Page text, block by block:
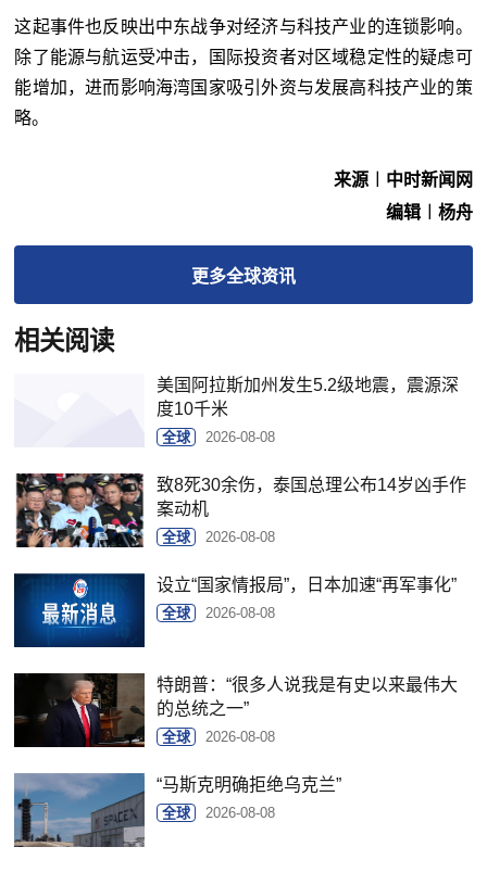
这起事件也反映出中东战争对经济与科技产业的连锁影响。
除了能源与航运受冲击，国际投资者对区域稳定性的疑虑可
能增加，进而影响海湾国家吸引外资与发展高科技产业的策
略。
来源︱中时新闻网
编辑︱杨舟
更多全球资讯
相关阅读
美国阿拉斯加州发生5.2级地震，震源深
度10千米
全球 2026-08-08
致8死30余伤，泰国总理公布14岁凶手作
案动机
全球 2026-08-08
设立“国家情报局”，日本加速“再军事化”
全球 2026-08-08
特朗普：“很多人说我是有史以来最伟大
的总统之一”
全球 2026-08-08
“马斯克明确拒绝乌克兰”
全球 2026-08-08